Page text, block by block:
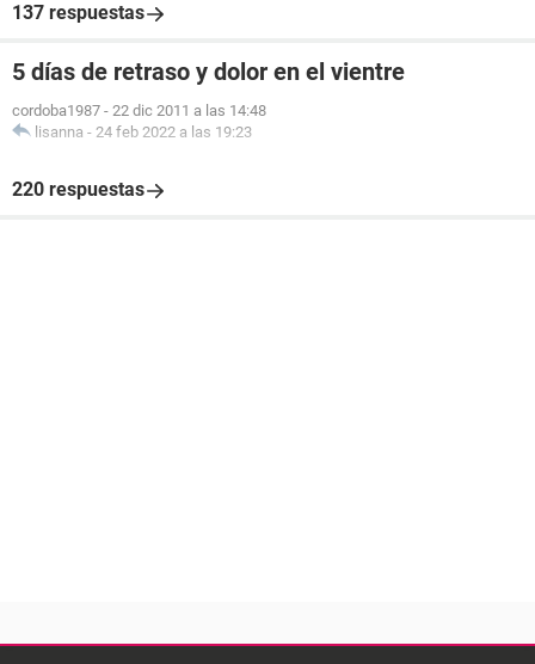
137 respuestas
5 días de retraso y dolor en el vientre
cordoba1987 - 22 dic 2011 a las 14:48
lisanna - 24 feb 2022 a las 19:23
220 respuestas